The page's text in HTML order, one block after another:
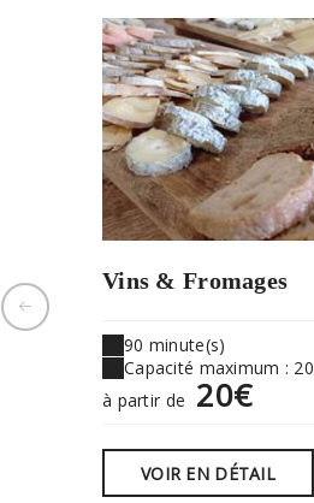
Vins & Fromages
90 minute(s)
Capacité maximum : 20
à partir de 20€
VOIR EN DÉTAIL